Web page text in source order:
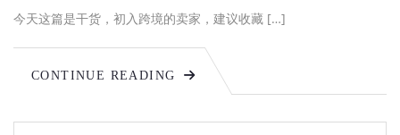
今天这篇是干货，初入跨境的卖家，建议收藏 […]
CONTINUE READING